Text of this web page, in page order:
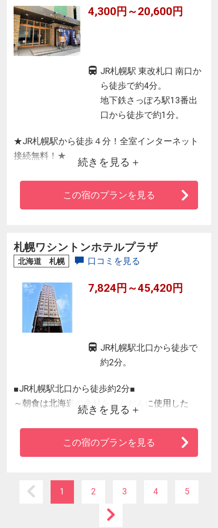
4,300円～20,600円
JR札幌駅 東改札口 南口か
ら徒歩で約4分。
地下鉄さっぽろ駅13番出
口から徒歩で約1分。
★JR札幌駅から徒歩４分！全室インターネット
接続無料！★
ビジネスや観光等のご利用に最適。全室Wi-Fi全
館対応！インターネット光ファイバー回線も完
備、出張レポートや画像データも楽に送信出来
心してご利用いただけるバリアフリールームも
ご用意し、
おります。
続きを見る
この宿のプランを見る
札幌ワシントンホテルプラザ
北海道 札幌 口コミを見る
7,824円～45,420円
JR札幌駅北口から徒歩で
約2分。
■JR札幌駅北口から徒歩約2分■
～朝食は北海道の食材をふんだんに使用した
和・洋バイキングをご提供いたします～
・全室個別空調＆加湿機能付空気清浄機設置
・４０インチＴＶでの動画配信サ－ビス
続きを見る
この宿のプランを見る
1 2 3 4 5